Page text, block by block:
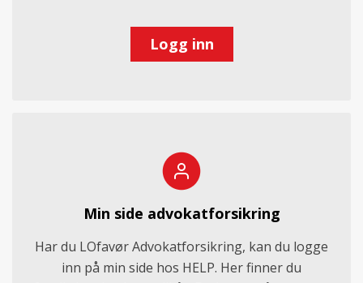
Logg inn
Min side advokatforsikring
Har du LOfavør Advokatforsikring, kan du logge
inn på min side hos HELP. Her finner du